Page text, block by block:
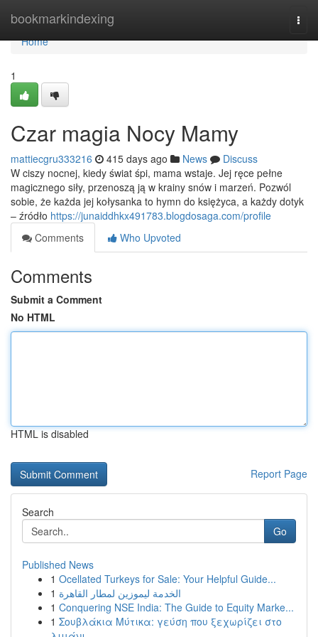
bookmarkindexing
Home
Home
1
Czar magia Nocy Mamy
mattiecgru333216 415 days ago News
Discuss
W ciszy nocnej, kiedy świat śpi, mama wstaje. Jej ręce pełne
magicznego siły, przenoszą ją w krainy snów i marzeń. Pozwól
sobie, że każda jej kołysanka to hymn do księżyca, a każdy dotyk
– źródło https://junaiddhkx491783.blogdosaga.com/profile
Comments
Who Upvoted
Comments
Submit a Comment
No HTML
HTML is disabled
Report Page
Search
Go
Published News
1 Ocellated Turkeys for Sale: Your Helpful Guide...
1 الخدمة ليموزين لمطار القاهرة
1 Conquering NSE India: The Guide to Equity Marke...
1 Σουβλάκια Μύτικα: γεύση που ξεχωρίζει στο